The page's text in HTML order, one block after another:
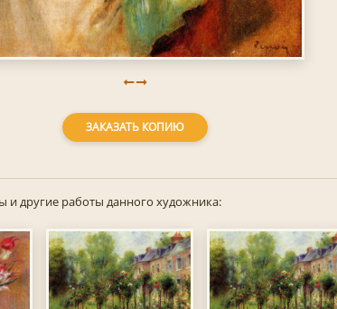
ЗАКАЗАТЬ КОПИЮ
и другие работы данного художника: